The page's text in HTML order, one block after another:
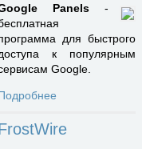
Panels -
для быстрого
к популярным
Google.